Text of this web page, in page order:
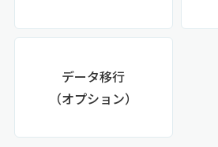
データ移行
（オプション）